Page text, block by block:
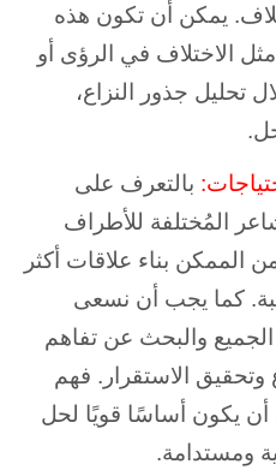
يمكن أن تكون هذه
الاختلاف في الرؤى أو
تحليل جذور النزاع،
بالتعرف على
المُختلفة للأطراف
الممكن بناء علاقات أكثر
كما يجب أن نسعى
الجميع والبحث عن تفاهم
الاستقرار. فهم
أن يكون أساسًا قويًا لحل
ومستدامة.